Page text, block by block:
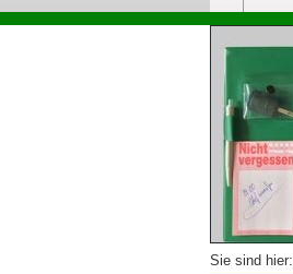
Sie sind hier: